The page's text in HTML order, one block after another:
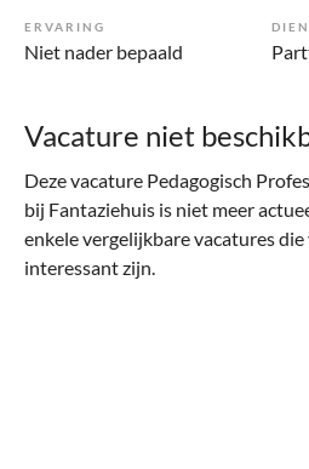
ERVARING
Niet nader bepaald
Vacature niet
Deze vacature Pedagogisch
bij Fantaziehuis is niet meer
enkele vergelijkbare vacatures
interessant zijn.